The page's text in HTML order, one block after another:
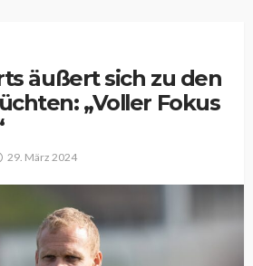
äußert sich zu den
„Voller Fokus
29. März 2024